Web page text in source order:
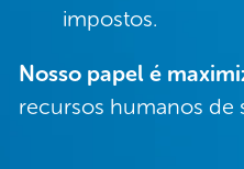
impostos.
Nosso papel é
recursos humanos de